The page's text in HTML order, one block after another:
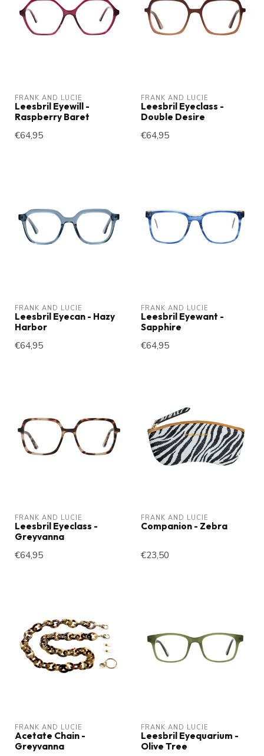
FRANK AND LUCIE
Leesbril Eyewill -
Raspberry Baret
€64,95
FRANK AND LUCIE
Leesbril Eyeclass -
Double Desire
€64,95
FRANK AND LUCIE
Leesbril Eyecan - Hazy
Harbor
€64,95
FRANK AND LUCIE
Leesbril Eyewant -
Sapphire
€64,95
FRANK AND LUCIE
Leesbril Eyeclass -
Greyvanna
€64,95
FRANK AND LUCIE
Companion - Zebra
€23,50
FRANK AND LUCIE
Acetate Chain -
Greyvanna
FRANK AND LUCIE
Leesbril Eyequarium -
Olive Tree